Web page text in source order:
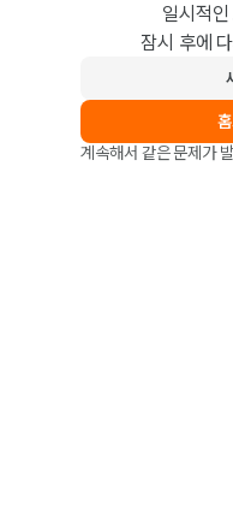
일시적
잠시 후에
계속해서 같은 문제가